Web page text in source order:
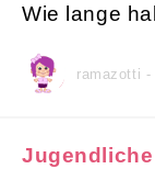
Wie lange
ramazotti -
Jugendliche